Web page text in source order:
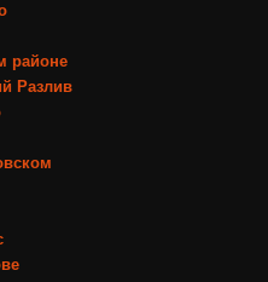
районе
Разлив